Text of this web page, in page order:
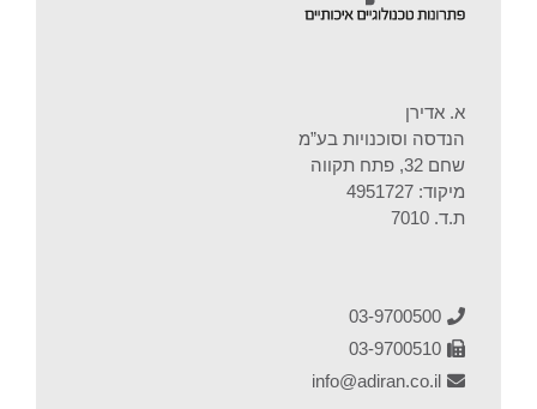
א. אדירן
הנדסה וסוכנויות בע”מ
שחם 32, פתח תקווה
מיקוד: 4951727
ת.ד. 7010
03-9700500
03-9700510
info@adiran.co.il